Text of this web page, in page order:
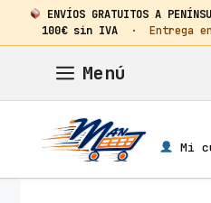
ENVÍOS GRATUITOS A
100€ sin IVA· Entrega en
contenido
Menú
Mi